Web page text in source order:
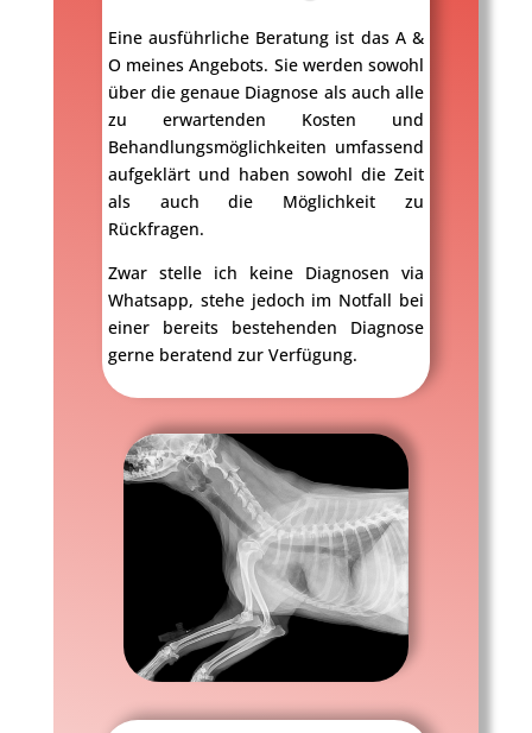
Eine ausführliche Beratung ist das A &
O meines Angebots. Sie werden sowohl
über die genaue Diagnose als auch alle
zu erwartenden Kosten und
Behandlungsmöglichkeiten umfassend
aufgeklärt und haben sowohl die Zeit
als auch die Möglichkeit zu
Rückfragen.
Zwar stelle ich keine Diagnosen via
Whatsapp, stehe jedoch im Notfall bei
einer bereits bestehenden Diagnose
gerne beratend zur Verfügung.